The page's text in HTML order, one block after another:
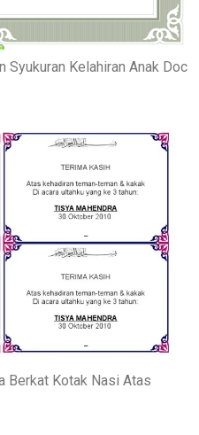
Syukuran Kelahiran Anak Doc
Berkat Kotak Nasi Atas